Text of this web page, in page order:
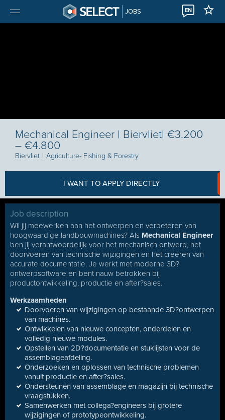
JOBS EN
Mechanical Engineer | Biervliet| €3.200
– €4.800
Biervliet I Agriculture- Fishing & Forestry
I WANT TO APPLY DIRECTLY
Job description
Wil jij meewerken aan het ontwerpen en verbeteren van
hoogwaardige landbouwmachines? Als Mechanical Engineer
ben jij verantwoordelijk voor het mechanisch ontwerp, het
doorvoeren van technische wijzigingen en het creëren van
accurate documentatie. Je werkt met moderne 3D?
ontwerpsoftware en bent nauw betrokken bij
productontwikkeling, productie en after?sales.
Werkzaamheden
Doorvoeren van wijzigingen op bestaande 3D?ontwerpen
van machines.
Ontwikkelen van nieuwe concepten, onderdelen en
volledig nieuwe modules.
Opstellen van 2D?documentatie en stuklijsten voor de
assemblageafdeling.
Onderzoeken en oplossen van technische problemen
vanuit productie en after?sales.
Ondersteunen van assemblage en magazijn bij technische
vraagstukken.
Samenwerken met collega?engineers bij grotere
wijzigingen of prototypeontwikkeling.